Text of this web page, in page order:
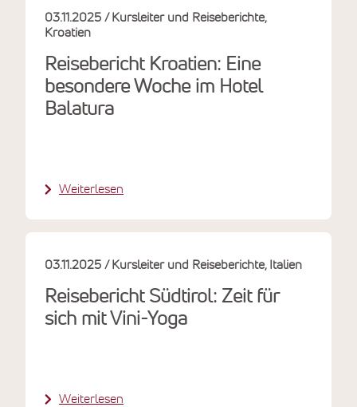
Reisebericht Kroatien: Eine
besondere Woche im Hotel
Balatura
03.11.2025
Kursleiter und Reiseberichte
Kroatien
Weiterlesen
Reisebericht Südtirol: Zeit für
sich mit Vini-Yoga
03.11.2025 Kursleiter und Reiseberichte Italien
Weiterlesen